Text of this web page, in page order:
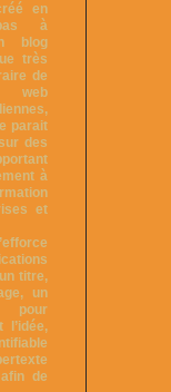
en
à
blog
très
de
parait
des
à
et
titre,
un
pour
de